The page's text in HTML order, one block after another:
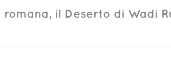
il Deserto di Wadi